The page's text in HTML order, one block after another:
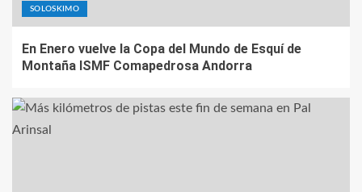
SOLOSKIMO
En Enero vuelve la Copa del Mundo de Esquí de
Montaña ISMF Comapedrosa Andorra